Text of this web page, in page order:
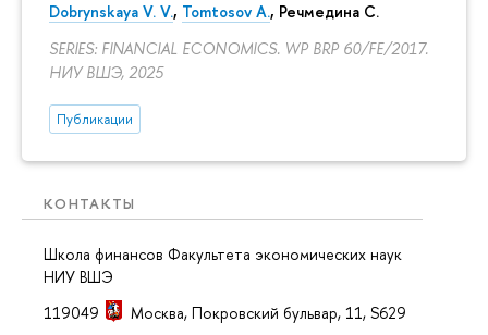
Dobrynskaya V. V., Tomtosov A., Речмедина С.
SERIES: FINANCIAL ECONOMICS. WP BRP 60/FE/2017.
НИУ ВШЭ, 2025
Публикации
КОНТАКТЫ
Школа финансов Факультета экономических наук
НИУ ВШЭ
119049
Москва, Покровский бульвар, 11, S629